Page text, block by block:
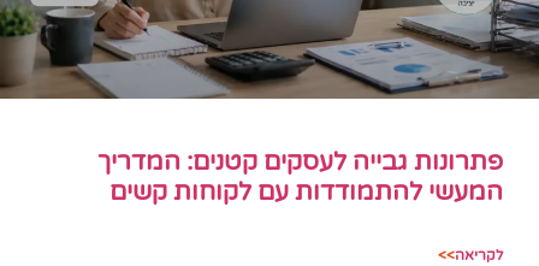
פתרונות גבייה לעסקים קטנים: המדריך
המעשי להתמודדות עם לקוחות קשים
לקריאה>>